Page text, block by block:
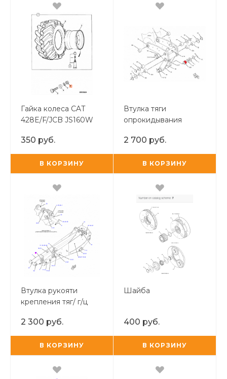
Гайка колеса CAT
428E/F/JCB JS160W
350 руб.
В КОРЗИНУ
Втулка тяги
опрокидывания
2 700 руб.
В КОРЗИНУ
Втулка рукояти
крепления тяг/ г/ц
шток CVA
2 300 руб.
В КОРЗИНУ
Шайба
400 руб.
В КОРЗИНУ